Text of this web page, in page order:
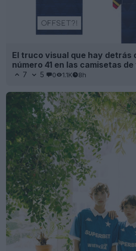
El truco visual que hay detrás
número 41 en las camisetas
7 5 0 1.1K 8h